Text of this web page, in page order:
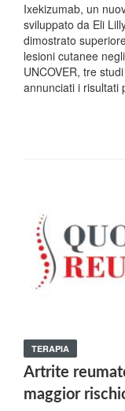
Ixekizumab, un
sviluppato da Eli
dimostrato
lesioni cutanee
UNCOVER, tre
annunciati i risultati
TERAPIA
Artrite
maggior